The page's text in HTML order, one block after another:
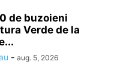
de buzoieni
Verde de la
- aug. 5, 2026